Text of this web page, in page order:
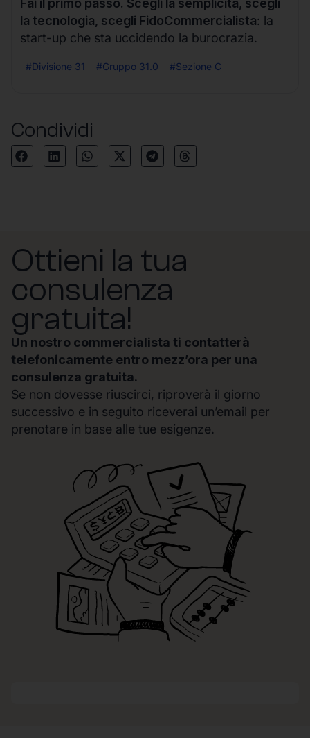
Fai il primo passo. Scegli la semplicità, scegli
la tecnologia, scegli FidoCommercialista: la
start-up che sta uccidendo la burocrazia.
#Divisione 31 #Gruppo 31.0 #Sezione C
Condividi
Ottieni la tua
consulenza
gratuita!
Un nostro commercialista ti contatterà
telefonicamente entro mezz’ora per una
consulenza gratuita.
Se non dovesse riuscirci, riproverà il giorno
successivo e in seguito riceverai un’email per
prenotare in base alle tue esigenze.